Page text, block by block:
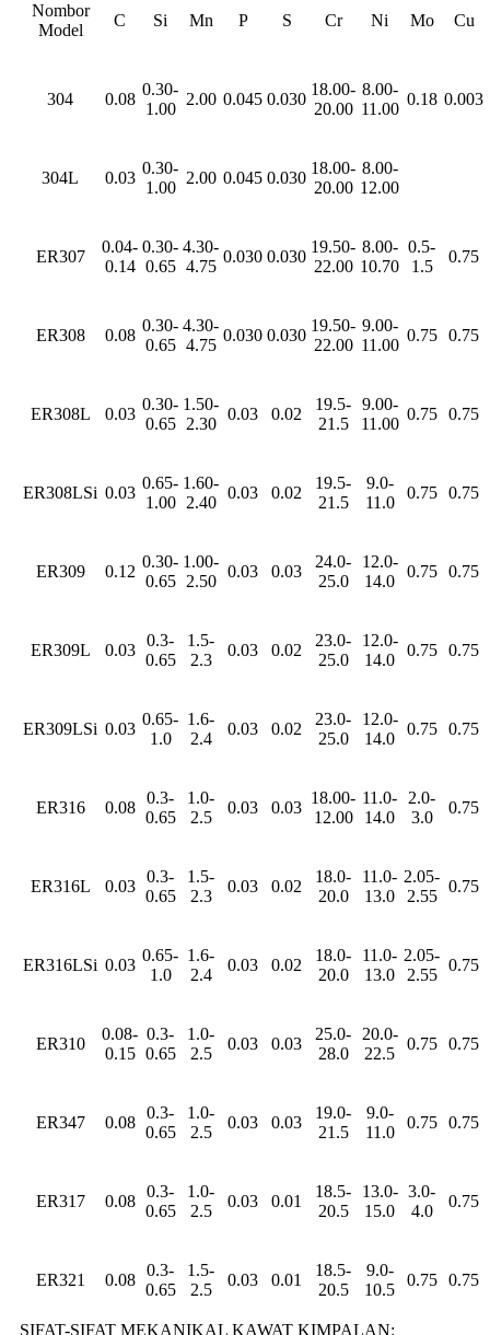
Nombor
Model
C Si Mn P S Cr Ni Mo Cu
304 0.08
0.30-
1.00
2.00 0.045 0.030
18.00-
20.00
8.00-
11.00
0.18 0.003
304L 0.03
0.30-
1.00
2.00 0.045 0.030
18.00-
20.00
8.00-
12.00
ER307
0.04-
0.14
0.30-
0.65
4.30-
4.75
0.030 0.030
19.50-
22.00
8.00-
10.70
0.5-
1.5
0.75
ER308 0.08
0.30-
0.65
4.30-
4.75
0.030 0.030
19.50-
22.00
9.00-
11.00
0.75 0.75
ER308L 0.03
0.30-
0.65
1.50-
2.30
0.03 0.02
19.5-
21.5
9.00-
11.00
0.75 0.75
ER308LSi 0.03
0.65-
1.00
1.60-
2.40
0.03 0.02
19.5-
21.5
9.0-
11.0
0.75 0.75
ER309 0.12
0.30-
0.65
1.00-
2.50
0.03 0.03
24.0-
25.0
12.0-
14.0
0.75 0.75
ER309L 0.03
0.3-
0.65
1.5-
2.3
0.03 0.02
23.0-
25.0
12.0-
14.0
0.75 0.75
ER309LSi 0.03
0.65-
1.0
1.6-
2.4
0.03 0.02
23.0-
25.0
12.0-
14.0
0.75 0.75
ER316 0.08
0.3-
0.65
1.0-
2.5
0.03 0.03
18.00-
12.00
11.0-
14.0
2.0-
3.0
0.75
ER316L 0.03
0.3-
0.65
1.5-
2.3
0.03 0.02
18.0-
20.0
11.0-
13.0
2.05-
2.55
0.75
ER316LSi 0.03
0.65-
1.0
1.6-
2.4
0.03 0.02
18.0-
20.0
11.0-
13.0
2.05-
2.55
0.75
ER310
0.08-
0.15
0.3-
0.65
1.0-
2.5
0.03 0.03
25.0-
28.0
20.0-
22.5
0.75 0.75
ER347 0.08
0.3-
0.65
1.0-
2.5
0.03 0.03
19.0-
21.5
9.0-
11.0
0.75 0.75
ER317 0.08
0.3-
0.65
1.0-
2.5
0.03 0.01
18.5-
20.5
13.0-
15.0
3.0-
4.0
0.75
ER321 0.08
0.3-
0.65
1.5-
2.5
0.03 0.01
18.5-
20.5
9.0-
10.5
0.75 0.75
SIFAT-SIFAT MEKANIKAL KAWAT KIMPALAN: